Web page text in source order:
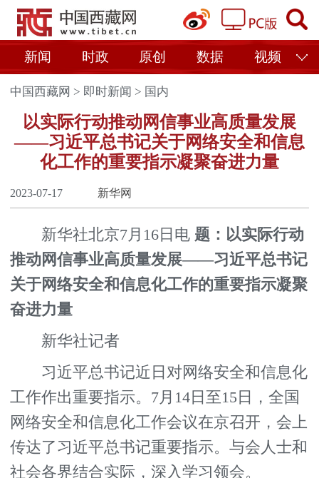
新闻 时政 原创 数据 视频
中国西藏网 > 即时新闻 > 国内
以实际行动推动网信事业高质量发展
——习近平总书记关于网络安全和信息
化工作的重要指示凝聚奋进力量
2023-07-17 新华网
新华社北京7月16日电 题：以实际行动
推动网信事业高质量发展——习近平总书记
关于网络安全和信息化工作的重要指示凝聚
奋进力量
新华社记者
习近平总书记近日对网络安全和信息化
工作作出重要指示。7月14日至15日，全国
网络安全和信息化工作会议在京召开，会上
传达了习近平总书记重要指示。与会人士和
社会各界结合实际，深入学习领会。